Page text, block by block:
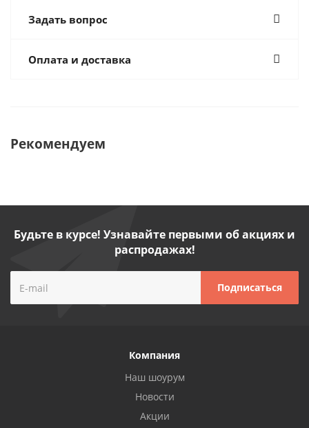
Задать вопрос
Оплата и доставка
Рекомендуем
Будьте в курсе! Узнавайте первыми об акциях и
распродажах!
Компания
Наш шоурум
Новости
Акции